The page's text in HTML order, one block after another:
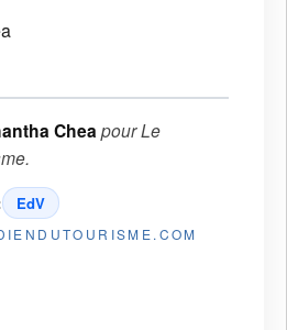
Chea pourLe
.
EdV